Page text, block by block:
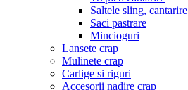
Saltele sling, cantarire
Saci pastrare
Mincioguri
Lansete crap
Mulinete crap
Carlige si riguri
Accesorii nadire crap